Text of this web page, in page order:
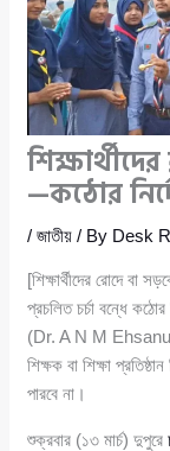
—কঠোর
/জাতীয় / By Desk
[শিক্ষার্থীদের রোদে বা
প্রচলিত চর্চা বন্ধে কঠোর
(Dr. A N M Ehsanul
শিক্ষক বা শিক্ষা
পারবে না।
শুক্রবার (১৩ মার্চ) দুপুরে